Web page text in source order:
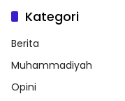
Kategori
Berita
Muhammadiyah
Opini